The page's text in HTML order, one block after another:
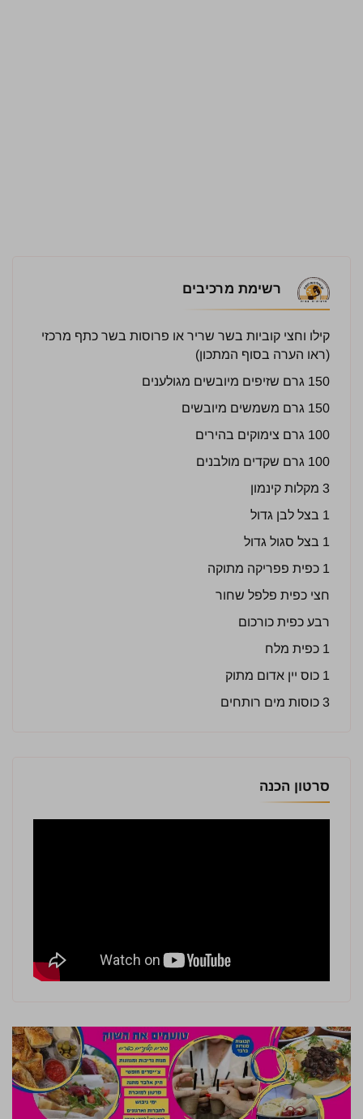
רשימת מרכיבים
קילו וחצי קוביות בשר שריר או פרוסות בשר כתף מרכזי
(ראו הערה בסוף המתכון)
150 גרם שזיפים מיובשים מגולענים
150 גרם משמשים מיובשים
100 גרם צימוקים בהירים
100 גרם שקדים מולבנים
3 מקלות קינמון
1 בצל לבן גדול
1 בצל סגול גדול
1 כפית פפריקה מתוקה
חצי כפית פלפל שחור
רבע כפית כורכום
1 כפית מלח
1 כוס יין אדום מתוק
3 כוסות מים רותחים
סרטון הכנה